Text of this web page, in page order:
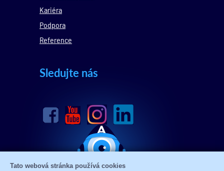
Kariéra
Podpora
Reference
Sledujte nás
Tato webová stránka používá cookies